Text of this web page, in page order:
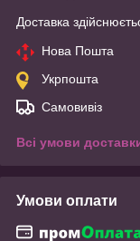
Доставка
Нова Пошта
Укрпошта
Самовивіз
Всі умови
Умови оплати